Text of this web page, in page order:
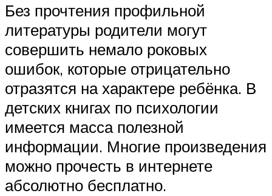
Без прочтения профильной
литературы родители могут
совершить немало роковых
ошибок, которые отрицательно
отразятся на характере ребёнка. В
детских книгах по психологии
имеется масса полезной
информации. Многие произведения
можно прочесть в интернете
абсолютно бесплатно.